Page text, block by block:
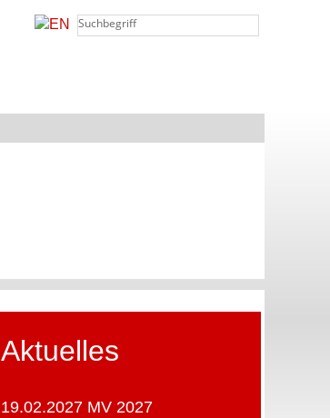
Aktuelles
19.02.2027 MV 2027